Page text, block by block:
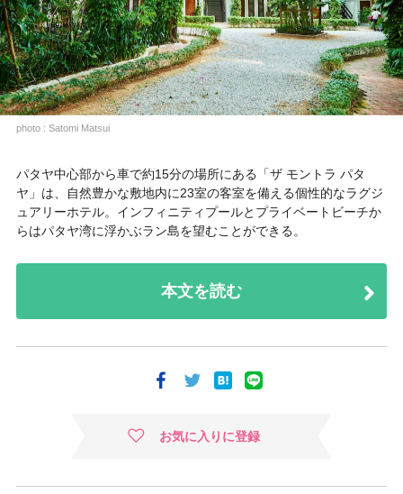
photo : Satomi Matsui
パタヤ中心部から車で約15分の場所にある「ザ モントラ パタ
ヤ」は、自然豊かな敷地内に23室の客室を備える個性的なラグジ
ュアリーホテル。インフィニティプールとプライベートビーチか
らはパタヤ湾に浮かぶラン島を望むことができる。
本文を読む
お気に入りに登録